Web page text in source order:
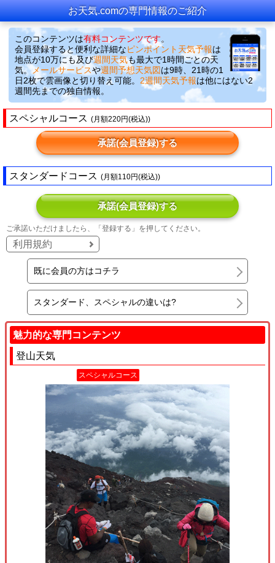
お天気.comの専門情報のご紹介
このコンテンツは有料コンテンツです。
会員登録すると便利な詳細なピンポイント天気予報は
地点が10万にも及び週間天気も最大で1時間ごとの天
気。 メールサービスや週間予想天気図は9時、21時の1
日2枚で雲画像と切り替え可能。 2週間天気予報は他にはない2
週間先までの独自情報。
スペシャルコース (月額220円(税込))
承諾(会員登録)する
スタンダードコース (月額110円(税込))
承諾(会員登録)する
ご承諾いただけましたら、「登録する」を押してください。
利用規約
既に会員の方はコチラ
スタンダード、スペシャルの違いは?
魅力的な専門コンテンツ
登山天気
スペシャルコース